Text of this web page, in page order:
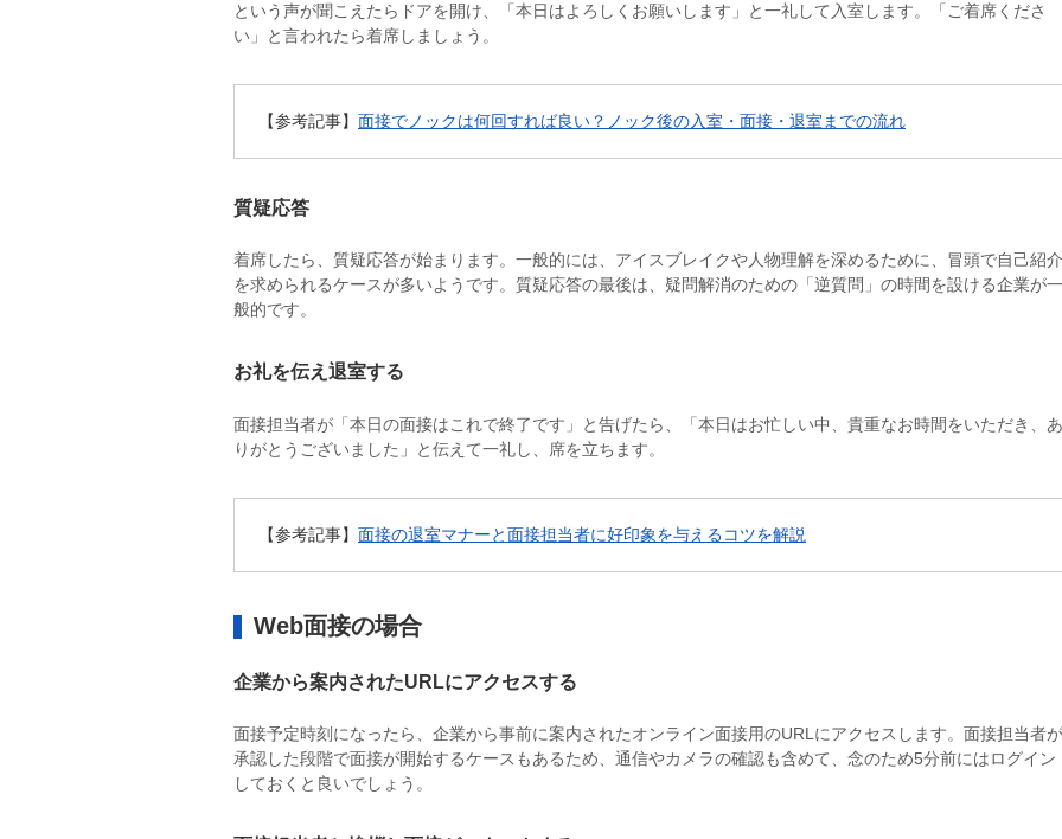
という声が聞こえたらドアを開け、「本日はよろしくお願いします」と一礼して入室します。「ご着席くださ
い」と言われたら着席しましょう。
【参考記事】 面接でノックは何回すれば良い？ノック後の入室・面接・退室までの流れ
質疑応答
着席したら、質疑応答が始まります。一般的には、アイスブレイクや人物理解を深めるために、冒頭で自己紹介
を求められるケースが多いようです。質疑応答の最後は、疑問解消のための「逆質問」の時間を設ける企業が一
般的です。
お礼を伝え退室する
面接担当者が「本日の面接はこれで終了です」と告げたら、「本日はお忙しい中、貴重なお時間をいただき、あ
りがとうございました」と伝えて一礼し、席を立ちます。
【参考記事】 面接の退室マナーと面接担当者に好印象を与えるコツを解説
Web面接の場合
企業から案内されたURLにアクセスする
面接予定時刻になったら、企業から事前に案内されたオンライン面接用のURLにアクセスします。面接担当者が
承認した段階で面接が開始するケースもあるため、通信やカメラの確認も含めて、念のため5分前にはログイン
しておくと良いでしょう。